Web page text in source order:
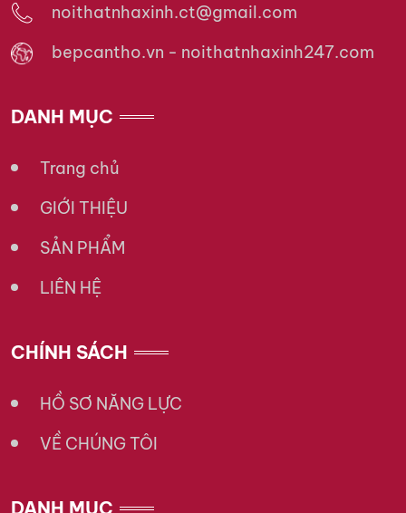
noithatnhaxinh.ct@gmail.com
bepcantho.vn - noithatnhaxinh247.com
DANH MỤC
Trang chủ
GIỚI THIỆU
SẢN PHẨM
LIÊN HỆ
CHÍNH SÁCH
HỒ SƠ NĂNG LỰC
VỀ CHÚNG TÔI
DANH MỤC